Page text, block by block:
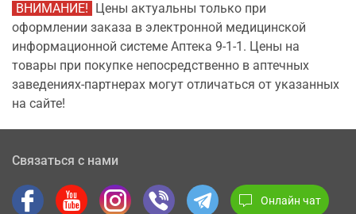
ВНИМАНИЕ! Цены актуальны только при
оформлении заказа в электронной медицинской
информационной системе Аптека 9-1-1. Цены на
товары при покупке непосредственно в аптечных
заведениях-партнерах могут отличаться от указанных
на сайте!
Связаться с нами
Онлайн чат